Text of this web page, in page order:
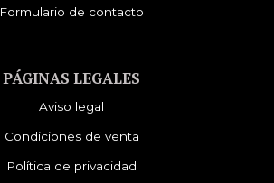
Formulario de contacto
PÁGINAS LEGALES
Aviso legal
Condiciones de venta
Política de privacidad